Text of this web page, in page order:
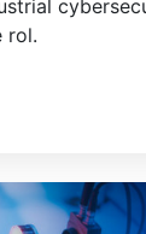
rol.